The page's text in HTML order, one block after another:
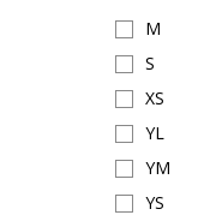
M
S
XS
YL
YM
YS